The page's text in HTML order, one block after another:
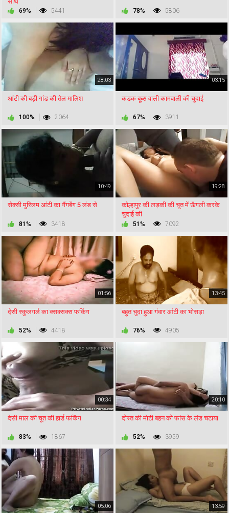
69% 5441 78% 5806
28:03
आंटी की बड़ी गांड की तेल मालिश
100% 2064
03:15
कडक बूब्स वाली कामवाली की चुदाई
67% 3911
10:49
सेक्सी मुस्लिम आंटी का गैंगबेंग 5 लंड से
81% 3418
19:28
कोल्हापुर की लड़की की चूत में ऊँगली करके
चुदाई की
51% 7092
01:56
देसी स्कुलगर्ल का क्सक्सक्स फकिंग
52% 4418
13:45
बहुत चुदा हुआ गंवार आंटी का भोसड़ा
76% 4905
00:34
देसी माल की चूत की हार्ड फकिंग
83% 1867
20:10
दोस्त की मोटी बहन को फांस के लंड चटाया
52% 3959
05:06 13:59